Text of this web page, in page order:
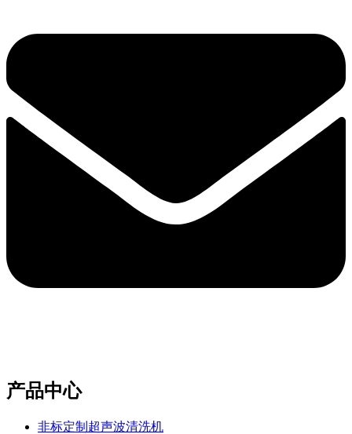
产品中心
非标定制超声波清洗机